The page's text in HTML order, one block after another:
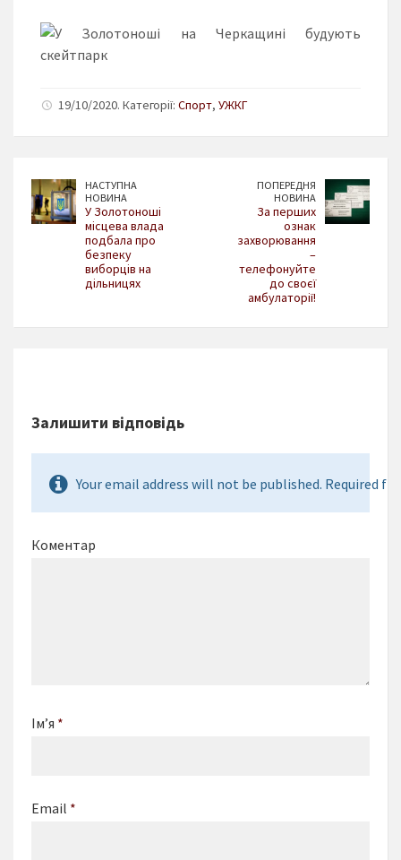
19/10/2020. Категорії: Спорт, УЖКГ
НАСТУПНА
НОВИНА
У Золотоноші
місцева влада
подбала про
безпеку
виборців на
дільницях
ПОПЕРЕДНЯ
НОВИНА
За перших
ознак
захворювання
–
телефонуйте
до своєї
амбулаторії!
Залишити відповідь
Your email address will not be published. Required
Коментар
Ім’я *
Email *